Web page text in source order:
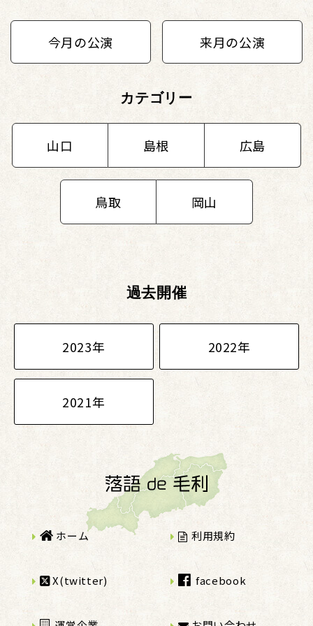
今月の公演 来月の公演
カテゴリー
山口 島根 広島
鳥取 岡山
過去開催
2023年 2022年
2021年
ホーム 利用規約
X(twitter) facebook